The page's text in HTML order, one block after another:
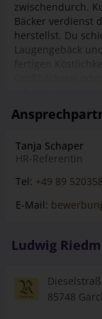
zwischendurch.
Bäcker verdienst
herstellst. Du
Laugengebäck
Großbäckerei
dieser Beruf ist
jedoch dann
Heimweg einem
Händen
Lächeln aufs
Tanja Schaper
HR-Referentin
Tel: +49 89
E-Mail:
Ludwig
85748